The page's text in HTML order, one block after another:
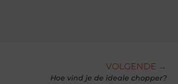
VOLGENDE →
Hoe vind je de ideale chopper?